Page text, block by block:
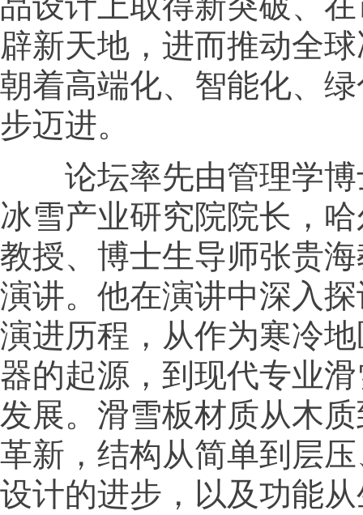
辟新天地，进而推动全
朝着高端化、智能化、
步迈进。
论坛率先由管理学博
冰雪产业研究院院长，
教授、博士生导师张贵
演讲。他在演讲中深入
演进历程，从作为寒冷
器的起源，到现代专业
发展。滑雪板材质从木
革新，结构从简单到层
设计的进步，以及功能